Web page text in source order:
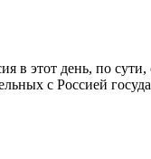
в этот день, по
с Россией